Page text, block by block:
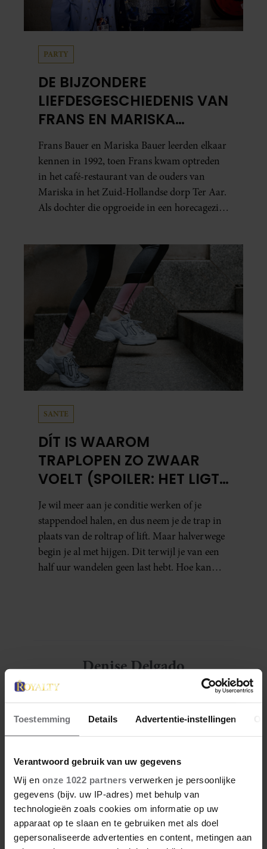
Toestemming Details Advertentie-instellingen
Verantwoord gebruik van uw gegevens
Wij en onze 1022 partners verwerken je persoonlijke
gegevens (bijv. uw IP-adres) met behulp van
technologieën zoals cookies om informatie op uw
apparaat op te slaan en te gebruiken met als doel
gepersonaliseerde advertenties en content, metingen aan
PARTY
DE BIJZONDERE
LIEFDESGESCHIEDENIS VAN
FRANS EN MARISKA
BAUER: OOK IN BED
ELKAARS EERSTE
Frans Bauer en Mariska Bauer leerden elkaar
kennen in 1992, toen Frans kwam optreden
in het café-restaurant van de ouders van
Mariska in het Zuid-Hollandse dorp Ter Aar.
Als dochter die opgroeide in een horecagezin
SANTE
DÍT IS WAAROM
TRAPLOPEN ZO ZWAAR
VOELT (SPOILER: HET LIGT
NIET AAN JE CONDITIE)
Je wil meer aan je conditie werken of je
stappendoel halen, en dus neem je de trap in
plaats van de roltrap of lift. Maar halverwege
begin je al met hijgen. Dit terwijl je van een
half uur wandelen geen last hebt. Hoe kan
Denise Delgado
Denise is een creatieve freelance journalist sinds
2015. Ze heeft European Studies gestudeerd aan
de Haagse Hogeschool en Journalistiek aan KU
Leuven campus Brussel. Denise is bedreven in
het creëren van content en is een enthousiast,
enorme wanderlust. Naast haar passie voor
reizen, is ze gek op vechtsport, muziek, wijn en
fietsen in de natuur.
Meer van Denise